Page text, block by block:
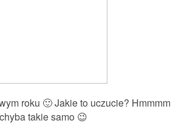
roku 🙂 Jakie to uczucie? Hmmmm
chyba takie samo 😉